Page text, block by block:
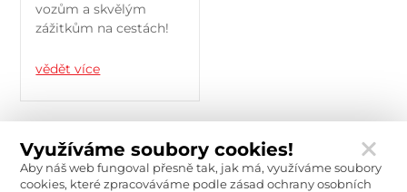
vozům a skvělým
zážitkům na cestách!
vědět více
Využíváme soubory cookies!
Aby náš web fungoval přesně tak, jak má, využíváme soubory
cookies, které zpracováváme podle zásad ochrany osobních